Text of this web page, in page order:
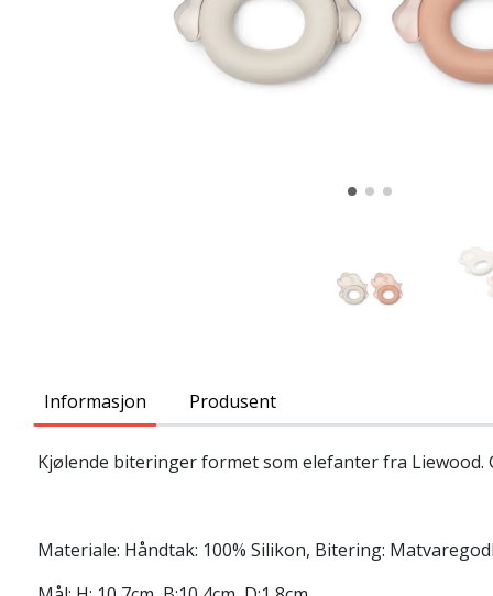
Informasjon Produsent
Kjølende biteringer formet som elefanter fra
Materiale: Håndtak: 100% Silikon, Bitering: